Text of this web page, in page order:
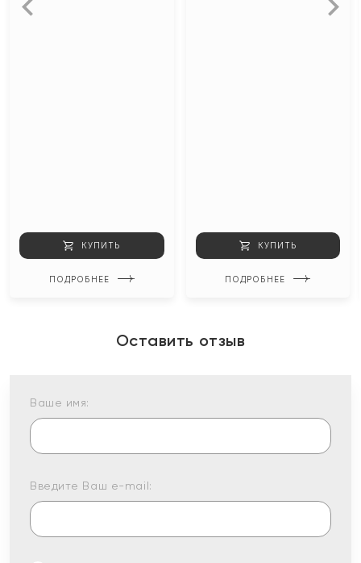
КУПИТЬ
ПОДРОБНЕЕ
КУПИТЬ
ПОДРОБНЕЕ
Оставить отзыв
Ваше имя:
Введите Ваш e-mail: